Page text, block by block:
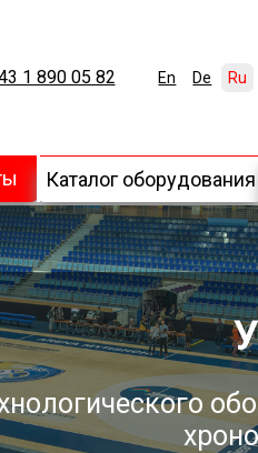
1 890 05 82 En De Ru
Каталог оборудования